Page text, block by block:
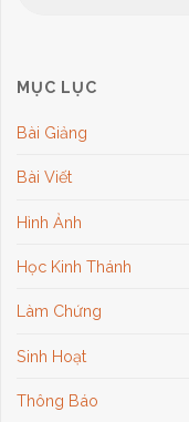
MỤC LỤC
Bài Giảng
Bài Viết
Hình Ảnh
Học Kinh Thánh
Làm Chứng
Sinh Hoạt
Thông Báo